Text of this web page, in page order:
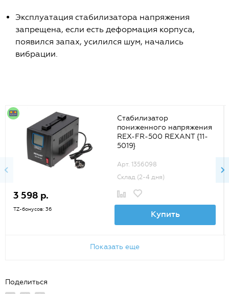
Эксплуатация стабилизатора напряжения
запрещена, если есть деформация корпуса,
появился запах, усилился шум, начались
вибрации.
Стабилизатор
пониженного напряжения
REX-FR-500 REXANT {11-
5019}
Арт. 1356098
Склад (2-4 дня)
3 598 р.
TZ-бонусов: 36 Купить
Показать еще
Поделиться